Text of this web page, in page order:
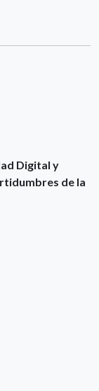
Digital y
de la